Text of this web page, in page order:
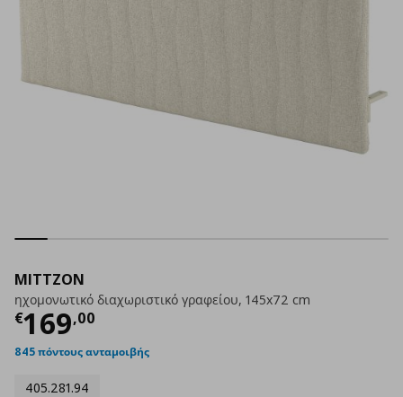
MITTZON
ηχομονωτικό διαχωριστικό γραφείου, 145x72 cm
€169,00
Τρέχουσα τιμή
845 πόντους ανταμοιβής
405.281.94